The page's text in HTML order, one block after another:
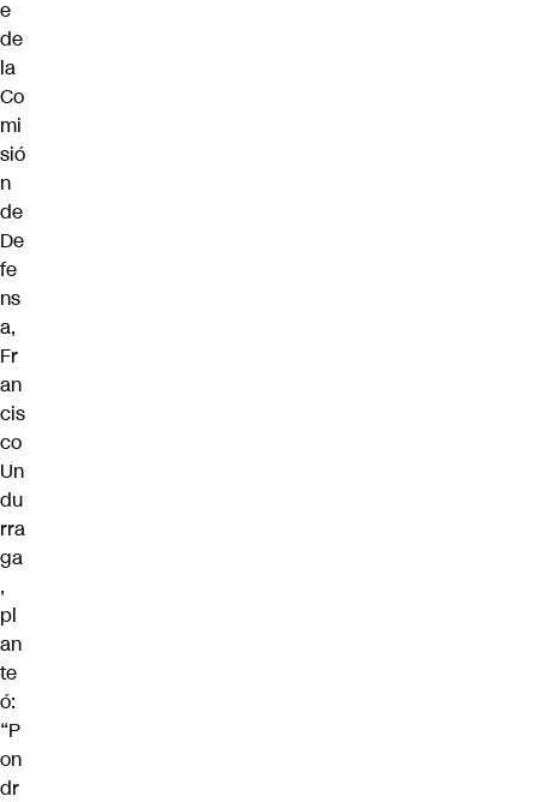
e
de
la
Co
mi
sió
n
de
De
fe
ns
a,
Fr
an
cis
co
Un
du
rra
ga
,
pl
an
te
ó:
“P
on
dr